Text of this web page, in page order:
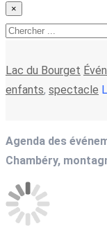
×
Lac du Bourget
enfants, spectacle
Agenda des
Chambéry,